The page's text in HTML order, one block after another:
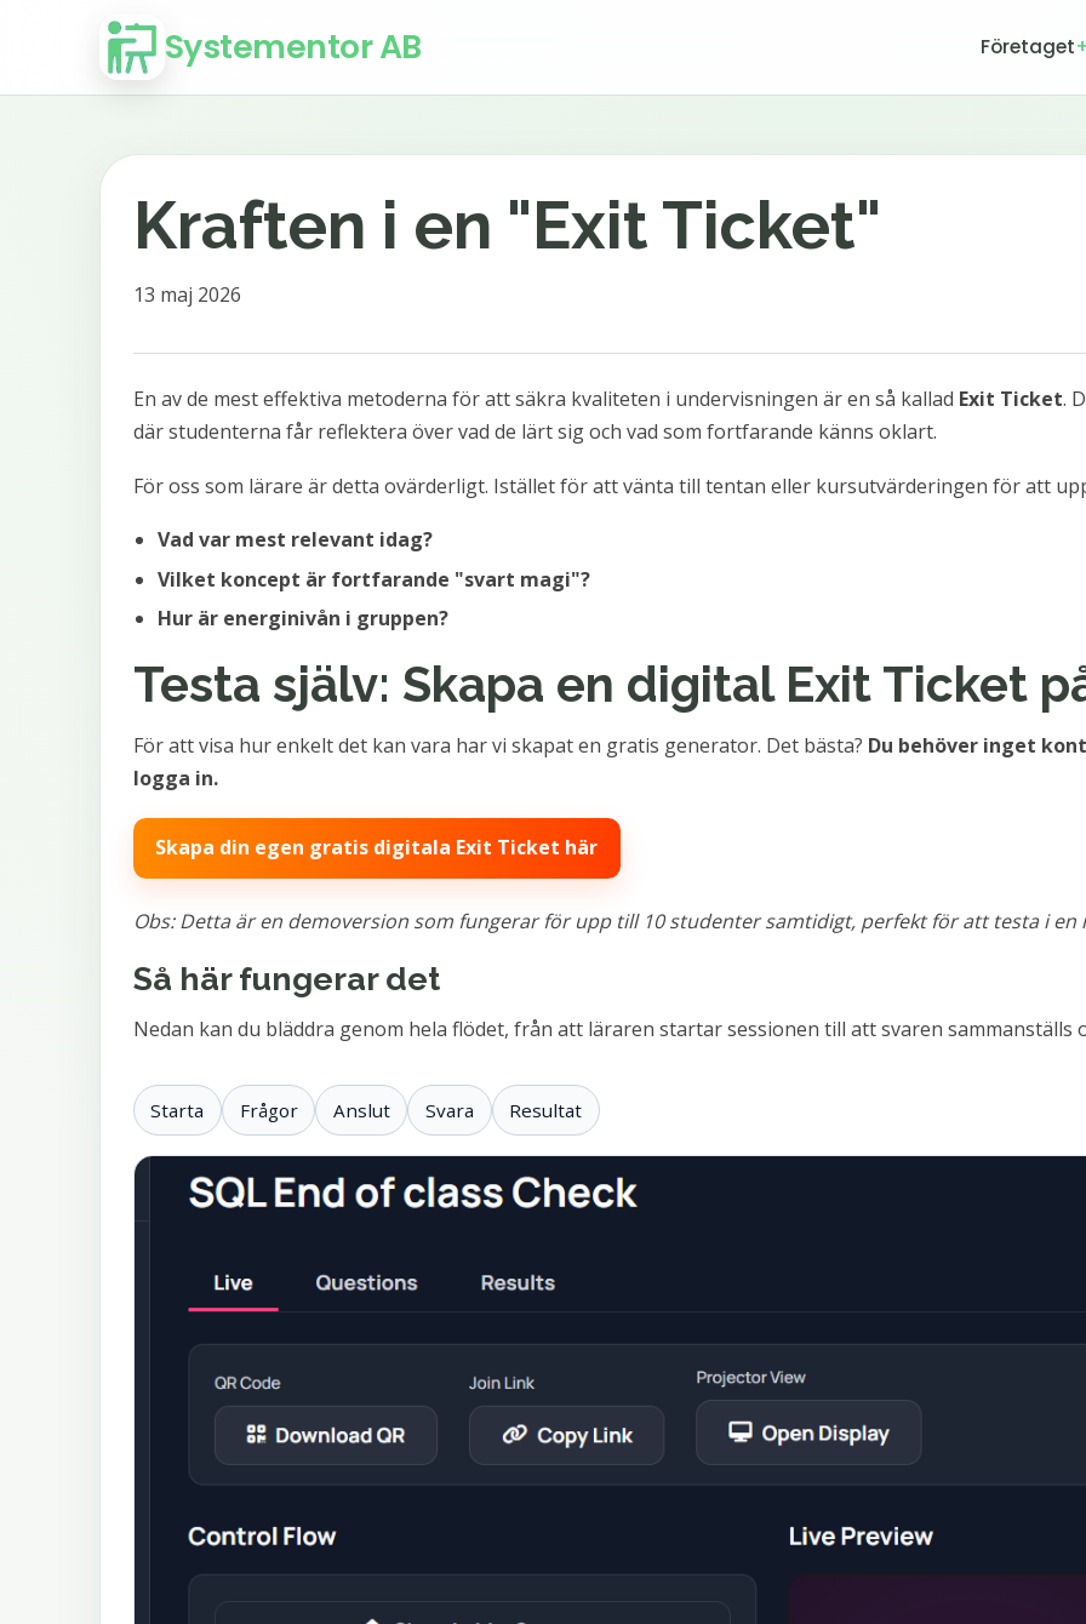
Systementor AB Företaget
Kraften i en "Exit Ticket"
13 maj 2026
En av de mest effektiva metoderna för att säkra kvaliteten i undervisningen är en så kallad Exit Ticket.
där studenterna får reflektera över vad de lärt sig och vad som fortfarande känns oklart.
För oss som lärare är detta ovärderligt. Istället för att vänta till tentan eller kursutvärderingen för att
Vad var mest relevant idag?
Vilket koncept är fortfarande "svart magi"?
Hur är energinivån i gruppen?
Testa själv: Skapa en digital Exit Ticket
För att visa hur enkelt det kan vara har vi skapat en gratis generator. Det bästa? Du behöver inget
logga in.
Skapa din egen gratis digitala Exit Ticket här
Obs: Detta är en demoversion som fungerar för upp till 10 studenter samtidigt, perfekt för att testa i
Så här fungerar det
Nedan kan du bläddra genom hela flödet, från att läraren startar sessionen till att svaren sammanställs
Starta Frågor Anslut Svara Resultat